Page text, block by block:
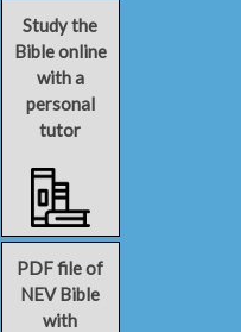
Study the
Bible online
with a
personal
tutor
PDF file of
NEV Bible
with